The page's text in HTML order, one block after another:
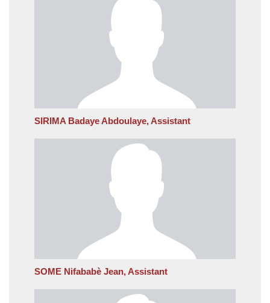
SIRIMA Badaye Abdoulaye, Assistant
SOME Nifababè Jean, Assistant